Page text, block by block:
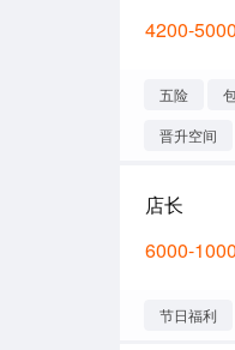
4200-
五险
晋升空间
店长
6000-
节日福利